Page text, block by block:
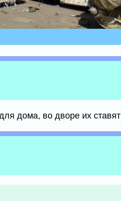
дома, во дворе их ставят